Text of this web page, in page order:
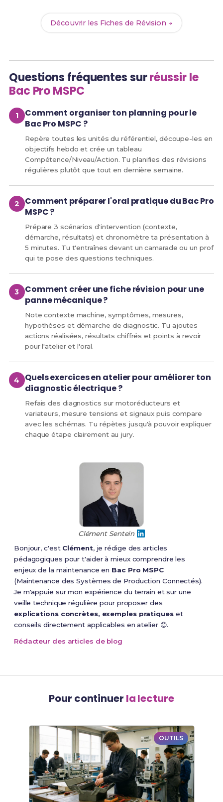
Découvrir les Fiches de Révision →
Questions fréquentes surréussir le
Bac Pro MSPC
Comment organiser ton planning pour le
Bac Pro MSPC ?
Repère toutes les unités du référentiel, découpe-les en
objectifs hebdo et crée un tableau
Compétence/Niveau/Action. Tu planifies des révisions
régulières plutôt que tout en dernière semaine.
Comment préparer l'oral pratique du Bac Pro
MSPC ?
Prépare 3 scénarios d'intervention (contexte,
démarche, résultats) et chronomètre ta présentation à
5 minutes. Tu t'entraînes devant un camarade ou un prof
qui te pose des questions techniques.
Comment créer une fiche révision pour une
panne mécanique ?
Note contexte machine, symptômes, mesures,
hypothèses et démarche de diagnostic. Tu ajoutes
actions réalisées, résultats chiffrés et points à revoir
pour l'atelier et l'oral.
Quels exercices en atelier pour améliorer ton
diagnostic électrique ?
Refais des diagnostics sur motoréducteurs et
variateurs, mesure tensions et signaux puis compare
avec les schémas. Tu répètes jusqu'à pouvoir expliquer
chaque étape clairement au jury.
Clément Sentein
Bonjour, c'est Clément, je rédige des articles
pédagogiques pour t'aider à mieux comprendre les
enjeux de la maintenance en Bac Pro MSPC
(Maintenance des Systèmes de Production Connectés).
Je m'appuie sur mon expérience du terrain et sur une
veille technique régulière pour proposer des
explications concrètes, exemples pratiqueset
conseils directement applicables en atelier 😊.
Rédacteur des articles de blog
Pour continuer la lecture
OUTILS